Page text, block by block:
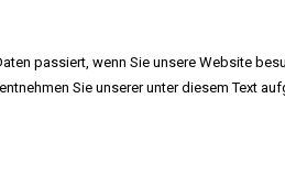
passiert, wenn Sie unsere Website
Sie unserer unter diesem Text